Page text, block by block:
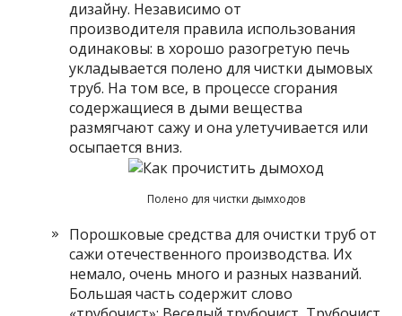
дизайну. Независимо от
производителя правила использования
одинаковы: в хорошо разогретую печь
укладывается полено для чистки дымовых
труб. На том все, в процессе сгорания
содержащиеся в дыми вещества
размягчают сажу и она улетучивается или
осыпается вниз.
Полено для чистки дымходов
Порошковые средства для очистки труб от
сажи отечественного производства. Их
немало, очень много и разных названий.
Большая часть содержит слово